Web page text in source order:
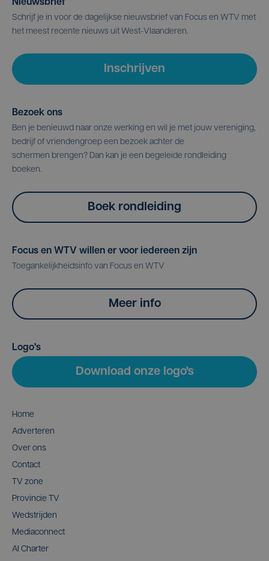
Nieuwsbrief
Schrijf je in voor de dagelijkse nieuwsbrief van Focus en WTV met
het meest recente nieuws uit West-Vlaanderen.
Inschrijven
Bezoek ons
Ben je benieuwd naar onze werking en wil je met jouw vereniging,
bedrijf of vriendengroep een bezoek achter de
schermen brengen? Dan kan je een begeleide rondleiding
boeken.
Boek rondleiding
Focus en WTV willen er voor iedereen zijn
Toegankelijkheidsinfo van Focus en WTV
Meer info
Logo's
Download onze logo's
Home
Adverteren
Over ons
Contact
TV zone
Provincie TV
Wedstrijden
Mediaconnect
AI Charter